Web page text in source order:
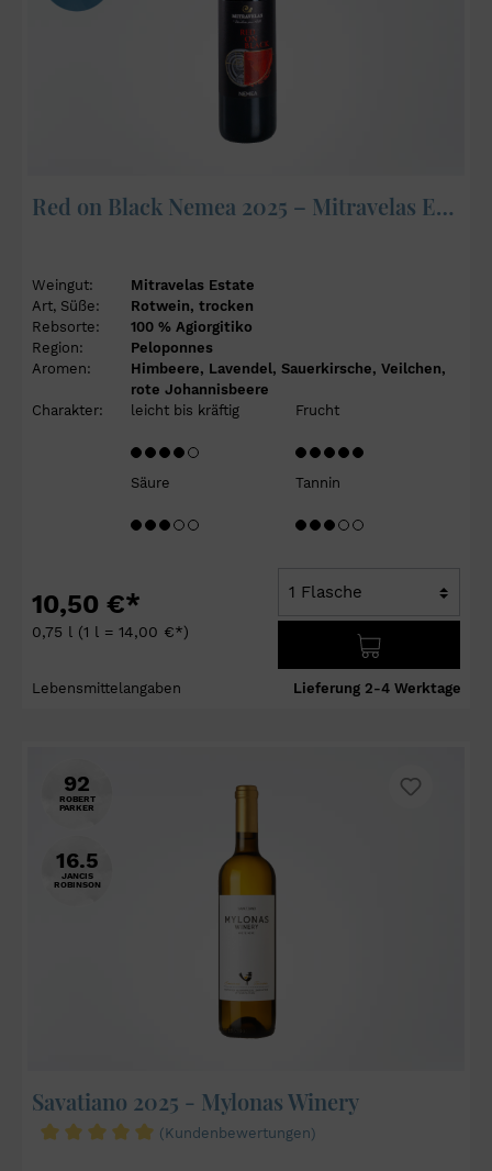
Red on Black Nemea 2025 – Mitravelas Estate
Weingut:
Mitravelas Estate
Art, Süße:
Rotwein, trocken
Rebsorte:
100 % Agiorgitiko
Region:
Peloponnes
Aromen:
Himbeere, Lavendel, Sauerkirsche, Veilchen,
rote Johannisbeere
Charakter:
leicht bis kräftig Frucht
Säure Tannin
10,50 €*
0,75 l (1 l = 14,00 €*)
Lebensmittelangaben Lieferung 2-4 Werktage
92
ROBERT
PARKER
16.5
JANCIS
ROBINSON
Savatiano 2025 - Mylonas Winery
(Kundenbewertungen)